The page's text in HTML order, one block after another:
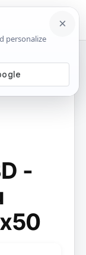
☰
Aufbau
-